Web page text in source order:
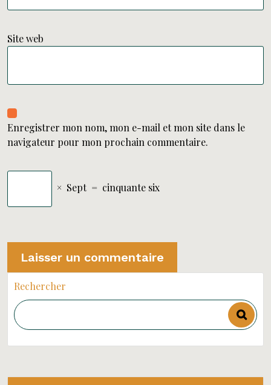
Site web
Enregistrer mon nom, mon e-mail et mon site dans le
navigateur pour mon prochain commentaire.
× Sept = cinquante six
Rechercher